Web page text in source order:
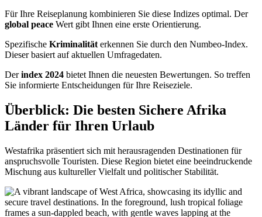
Für Ihre Reiseplanung kombinieren Sie diese Indizes optimal. Der
global peace Wert gibt Ihnen eine erste Orientierung.
Spezifische Kriminalität erkennen Sie durch den Numbeo-Index.
Dieser basiert auf aktuellen Umfragedaten.
Derindex 2024 bietet Ihnen die neuesten Bewertungen. So treffen
Sie informierte Entscheidungen für Ihre Reiseziele.
Überblick: Die besten Sichere Afrika
Länder für Ihren Urlaub
Westafrika präsentiert sich mit herausragenden Destinationen für
anspruchsvolle Touristen. Diese Region bietet eine beeindruckende
Mischung aus kultureller Vielfalt und politischer Stabilität.